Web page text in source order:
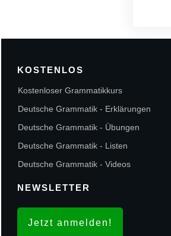
KOSTENLOS
Kostenloser Grammatikkurs
Deutsche Grammatik - Erklärungen
Deutsche Grammatik - Übungen
Deutsche Grammatik - Listen
Deutsche Grammatik - Videos
NEWSLETTER
Jetzt anmelden!